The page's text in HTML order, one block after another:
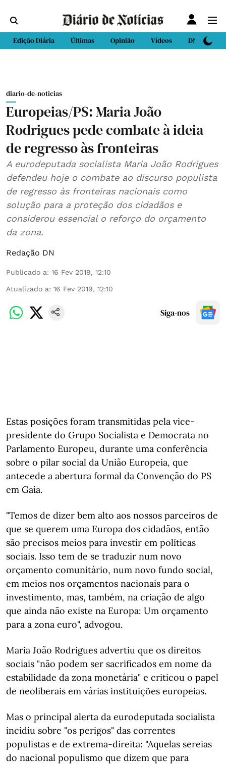
Edição Diária Últimas Opinião Vídeos DN Sport
diario-de-noticias
Europeias/PS: Maria João
Rodrigues pede combate à ideia
de regresso às fronteiras
A eurodeputada socialista Maria João Rodrigues
defendeu hoje o combate ao discurso populista
de regresso às fronteiras nacionais como
solução para a proteção dos cidadãos e
considerou essencial o reforço do orçamento
da zona.
Redação DN
Publicado a: 16 Fev 2019, 12:10
Atualizado a: 16 Fev 2019, 12:10
Siga-nos
Estas posições foram transmitidas pela vice-
presidente do Grupo Socialista e Democrata no
Parlamento Europeu, durante uma conferência
sobre o pilar social da União Europeia, que
antecede a abertura formal da Convenção do PS
em Gaia.
"Temos de dizer bem alto aos nossos parceiros de
que se querem uma Europa dos cidadãos, então
são precisos meios para investir em políticas
sociais. Isso tem de se traduzir num novo
orçamento comunitário, num novo fundo social,
em meios nos orçamentos nacionais para o
investimento, mas, também, na criação de algo
que ainda não existe na Europa: Um orçamento
para a zona euro", advogou.
Maria João Rodrigues advertiu que os direitos
sociais "não podem ser sacrificados em nome da
estabilidade da zona monetária" e criticou o papel
de neoliberais em várias instituições europeias.
Mas o principal alerta da eurodeputada socialista
incidiu sobre "os perigos" das correntes
populistas e de extrema-direita: "Aquelas sereias
do nacional populismo que dizem que para